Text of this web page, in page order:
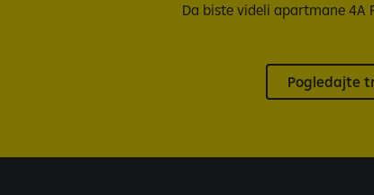
Da biste videli apartmane 4A
Pogledajte